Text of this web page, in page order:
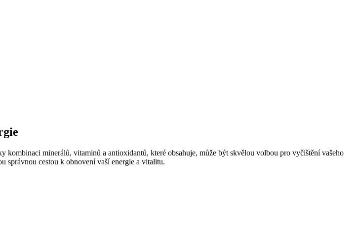
minerálů, vitaminů a antioxidantů, které obsahuje, může být skvělou volbou pro vyčištění vašeho
správnou cestou k obnovení vaší energie a vitalitu.